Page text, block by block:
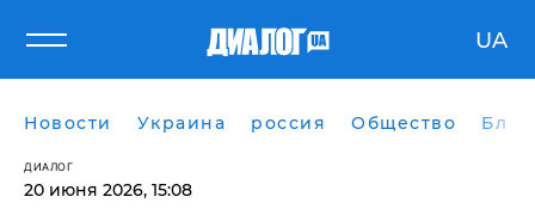
UA
Новости Украина россия Общество
ДИАЛОГ
20 июня 2026, 15:08